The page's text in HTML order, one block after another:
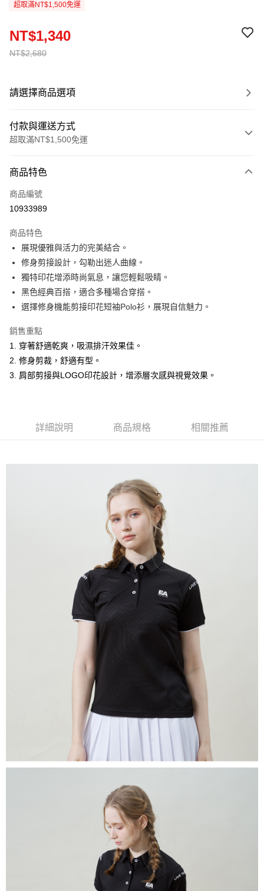
超取滿NT$1,500免運
NT$2,680
NT$1,340
請選擇商品選項
付款與運送方式
超取滿NT$1,500免運
信用卡一次付款
超商取貨付款
Apple Pay
悠遊付
ATM付款
全家取貨付款
每筆NT$60，滿NT$1,500(含以上)免運費
付款後全家取貨
每筆NT$60，滿NT$1,500(含以上)免運費
每筆NT$60，滿NT$1,500(含以上)免運費
每筆NT$60，滿NT$1,500(含以上)免運費
每筆NT$60，滿NT$1,500(含以上)免運費
每筆NT$90，滿NT$1,500(含以上)免運費
每筆NT$225，滿NT$1,500(含以上)免運費
商品特色
商品編號
10933989
商品特色
展現優雅與活力的完美結合。
修身剪接設計，勾勒出迷人曲線。
獨特印花增添時尚氣息，讓您輕鬆吸睛。
黑色經典百搭，適合多種場合穿搭。
選擇修身機能剪接印花短袖Polo衫，展現自信魅力。
銷售重點
1. 穿著舒適乾爽，吸濕排汗效果佳。
2. 修身剪裁，舒適有型。
3. 肩部剪接與LOGO印花設計，增添層次感與視覺效果。
詳細說明 商品規格 相關推薦